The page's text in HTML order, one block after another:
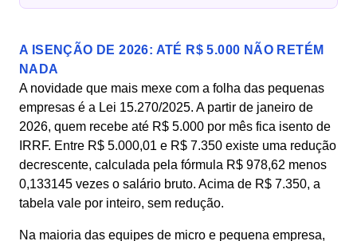
A ISENÇÃO DE 2026: ATÉ R$ 5.000 NÃO RETÉM
NADA
A novidade que mais mexe com a folha das pequenas
empresas é a Lei 15.270/2025. A partir de janeiro de
2026, quem recebe até R$ 5.000 por mês fica isento de
IRRF. Entre R$ 5.000,01 e R$ 7.350 existe uma redução
decrescente, calculada pela fórmula R$ 978,62 menos
0,133145 vezes o salário bruto. Acima de R$ 7.350, a
tabela vale por inteiro, sem redução.
Na maioria das equipes de micro e pequena empresa,